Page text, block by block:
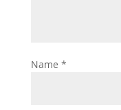
Name *